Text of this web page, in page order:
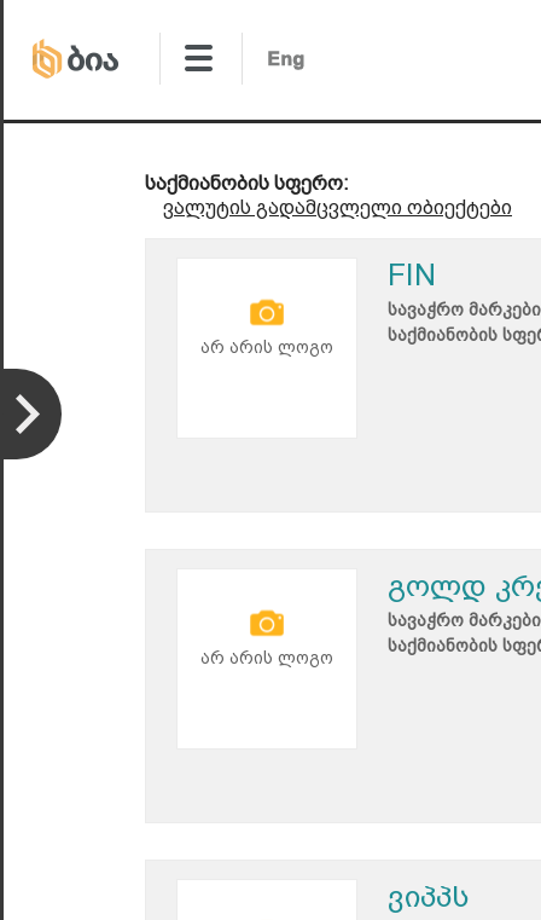
საქმიანობის სფერო:
ვალუტის გადამცვლელი ობიექტები
არ არის ლოგო
FIN
სავაჭრო
საქმიანობის
არ არის ლოგო
გოლდ
სავაჭრო
საქმიანობის
ვიპპს